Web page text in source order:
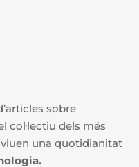
sobre
col·lectiu dels més
una quotidianitat